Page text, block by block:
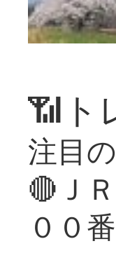
📶ト
注目
🔴Ｊ
００